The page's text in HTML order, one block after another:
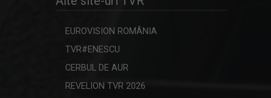
EUROVISION ROMÂNIA
TVR#ENESCU
CERBUL DE AUR
REVELION TVR 2026